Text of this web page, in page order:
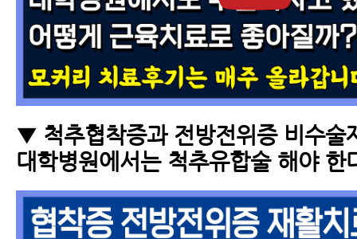
▼ 척추협착증과 전방전위증 비수술
대학병원에서는 척추유합술 해야